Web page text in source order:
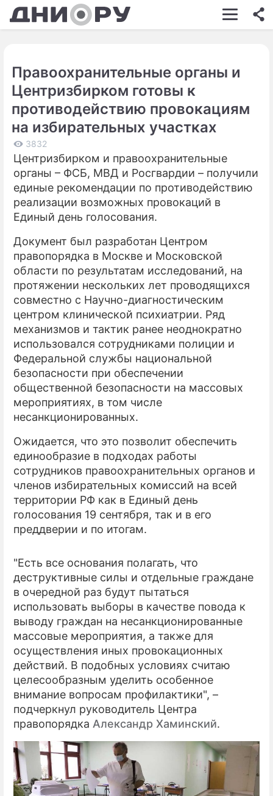
ШОУ-БИЗНЕС
КИНО
ЗДОРОВЬЕ
ПРОИСШЕСТВИЯ
СОННИК
СЕРИАЛЫ
ИГРЫ
ПРЕСС-РЕЛИЗЫ
О ПРОЕКТЕ
Правоохранительные органы и
Центризбирком готовы к
противодействию провокациям
на избирательных участках
3832
Центризбирком и правоохранительные
органы – ФСБ, МВД и Росгвардии – получили
единые рекомендации по противодействию
реализации возможных провокаций в
Единый день голосования.
Документ был разработан Центром
правопорядка в Москве и Московской
области по результатам исследований, на
протяжении нескольких лет проводящихся
совместно с Научно-диагностическим
центром клинической психиатрии. Ряд
механизмов и тактик ранее неоднократно
использовался сотрудниками полиции и
Федеральной службы национальной
безопасности при обеспечении
общественной безопасности на массовых
мероприятиях, в том числе
несанкционированных.
Ожидается, что это позволит обеспечить
единообразие в подходах работы
сотрудников правоохранительных органов и
членов избирательных комиссий на всей
территории РФ как в Единый день
голосования 19 сентября, так и в его
преддверии и по итогам.
"Есть все основания полагать, что
деструктивные силы и отдельные граждане
в очередной раз будут пытаться
использовать выборы в качестве повода к
выводу граждан на несанкционированные
массовые мероприятия, а также для
осуществления иных провокационных
действий. В подобных условиях считаю
целесообразным уделить особенное
внимание вопросам профилактики", –
подчеркнул руководитель Центра
правопорядка Александр Хаминский.